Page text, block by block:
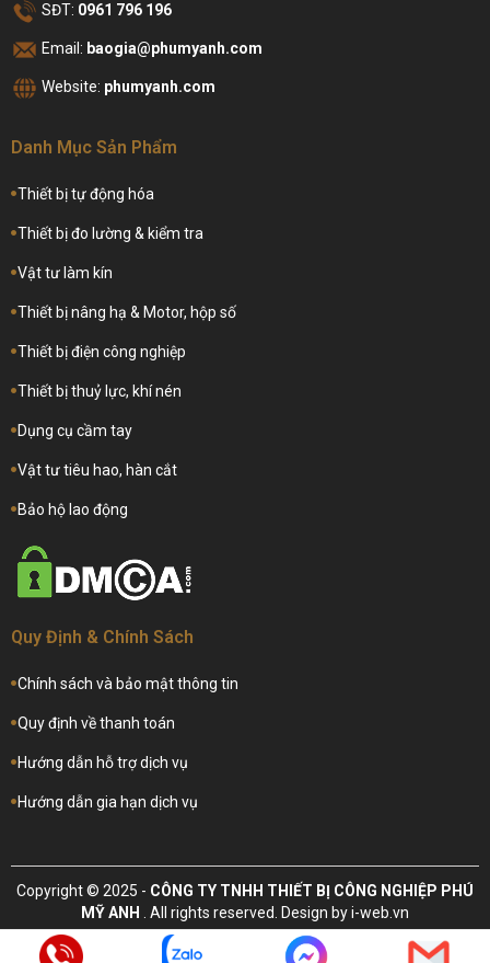
SĐT: 0961 796 196
Email: baogia@phumyanh.com
Website: phumyanh.com
Danh Mục Sản Phẩm
Thiết bị tự động hóa
Thiết bị đo lường & kiểm tra
Vật tư làm kín
Thiết bị nâng hạ & Motor, hộp số
Thiết bị điện công nghiệp
Thiết bị thuỷ lực, khí nén
Dụng cụ cầm tay
Vật tư tiêu hao, hàn cắt
Bảo hộ lao động
Quy Định & Chính Sách
Chính sách và bảo mật thông tin
Quy định về thanh toán
Hướng dẫn hỗ trợ dịch vụ
Hướng dẫn gia hạn dịch vụ
Copyright © 2025 - CÔNG TY TNHH THIẾT BỊ CÔNG NGHIỆP PHÚ
MỸ ANH . All rights reserved. Design by i-web.vn